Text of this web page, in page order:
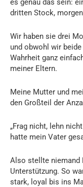
es genau das sein:
dritten Stock,
Wir haben sie drei
und obwohl wir
Wahrheit ganz
meiner Eltern.
Meine Mutter und
den Großteil der
„Frag nicht, lehn
hatte mein Vater
Also stellte niemand
Unterstützung. So
stark, loyal bis ins